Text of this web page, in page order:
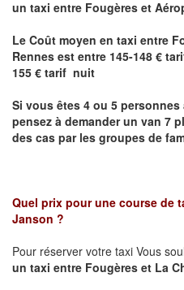
un taxi entre Fougères et
Le Coût moyen en taxi entre
Rennes est entre 145-148 €
155 € tarif nuit
Si vous êtes 4 ou 5
pensez à demander un van 7
des cas par les groupes de
Quel prix pour une course de
Janson ?
Pour réserver votre taxi Vous
un taxi entre Fougères et La